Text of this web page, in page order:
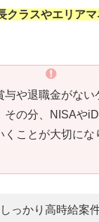
クラスやエリア
与や退職金がない
その分、NISAや
ことが大切にな
っかり高時給案